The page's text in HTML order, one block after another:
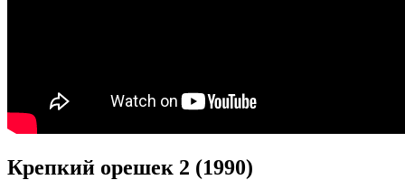
Крепкий орешек 2 (1990)